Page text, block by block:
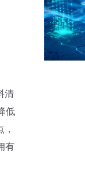
清
低
有